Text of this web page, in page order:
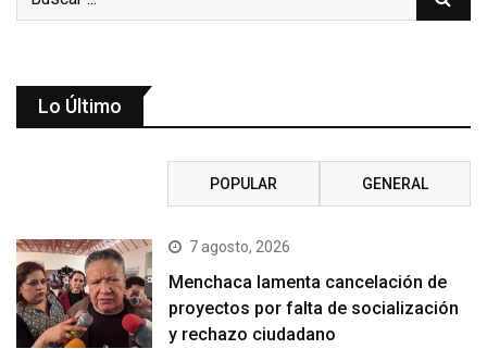
Lo Último
POPULAR GENERAL
7 agosto, 2026
Menchaca lamenta cancelación de
proyectos por falta de socialización
y rechazo ciudadano